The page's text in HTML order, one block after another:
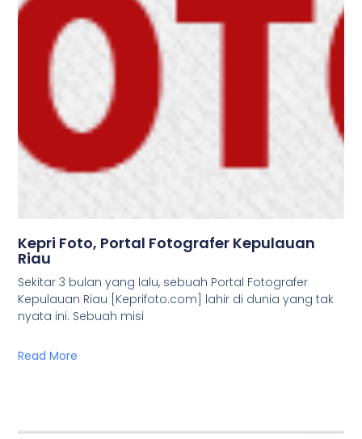
Kepri Foto, Portal Fotografer Kepulauan
Riau
Sekitar 3 bulan yang lalu, sebuah Portal Fotografer
Kepulauan Riau [Keprifoto.com] lahir di dunia yang tak
nyata ini. Sebuah misi
Read More